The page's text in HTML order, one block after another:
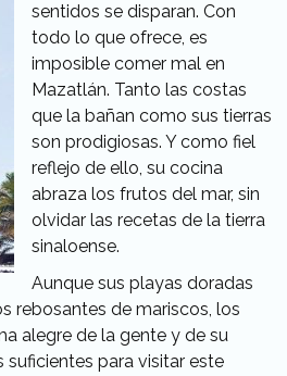
sentidos se disparan. Con
todo lo que ofrece, es
imposible comer mal en
Mazatlán. Tanto las costas
que la bañan como sus tierras
son prodigiosas. Y como fiel
reflejo de ello, su cocina
abraza los frutos del mar, sin
olvidar las recetas de la tierra
sinaloense.
Aunque sus playas doradas
rebosantes de mariscos, los
alegre de la gente y de su
para visitar este